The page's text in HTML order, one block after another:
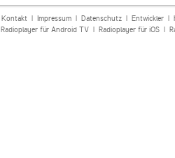
Kontakt| Impressum| Datenschutz| Entwickler|
Radioplayer für Android TV| Radioplayer für iOS|